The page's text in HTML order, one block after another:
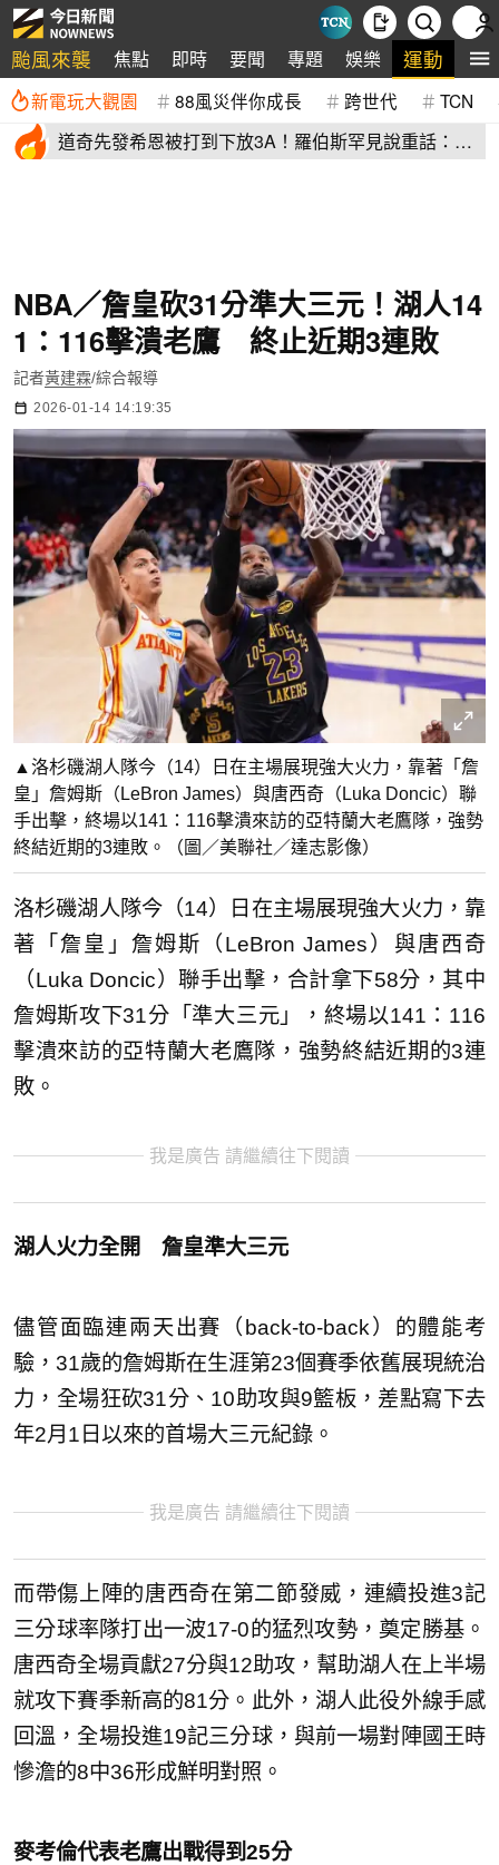
颱風來襲 焦點 即時 要聞 專題 娛樂 運動 全
新電玩大觀園 88風災伴你成長 跨世代 TCN
道奇先發希恩被打到下放3A！羅伯斯罕見說重話：他
NBA／詹皇砍31分準大三元！湖人14
1：116擊潰老鷹 終止近期3連敗
記者黃建霖/綜合報導
2026-01-14 14:19:35
▲洛杉磯湖人隊今（14）日在主場展現強大火力，靠著「詹
皇」詹姆斯（LeBron James）與唐西奇（Luka Doncic）聯
手出擊，終場以141：116擊潰來訪的亞特蘭大老鷹隊，強勢
終結近期的3連敗。（圖／美聯社／達志影像）
洛杉磯湖人隊今（14）日在主場展現強大火力，靠
著「詹皇」詹姆斯（LeBron James）與唐西奇
（Luka Doncic）聯手出擊，合計拿下58分，其中
詹姆斯攻下31分「準大三元」，終場以141：116
擊潰來訪的亞特蘭大老鷹隊，強勢終結近期的3連
敗。
我是廣告 請繼續往下閱讀
湖人火力全開 詹皇準大三元
儘管面臨連兩天出賽（back-to-back）的體能考
驗，31歲的詹姆斯在生涯第23個賽季依舊展現統治
力，全場狂砍31分、10助攻與9籃板，差點寫下去
年2月1日以來的首場大三元紀錄。
我是廣告 請繼續往下閱讀
而帶傷上陣的唐西奇在第二節發威，連續投進3記
三分球率隊打出一波17-0的猛烈攻勢，奠定勝基。
唐西奇全場貢獻27分與12助攻，幫助湖人在上半場
就攻下賽季新高的81分。此外，湖人此役外線手感
回溫，全場投進19記三分球，與前一場對陣國王時
慘澹的8中36形成鮮明對照。
麥考倫代表老鷹出戰得到25分